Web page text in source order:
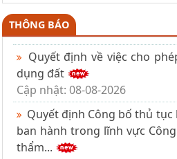
THÔNG BÁO
Quyết định về việc cho
dụng đất
Cập nhật: 08-08-2026
Quyết định Công bố thủ
ban hành trong lĩnh vực
thẩm...